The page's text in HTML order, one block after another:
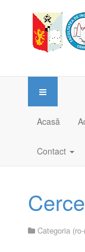
Acasă
Contact
Categoria